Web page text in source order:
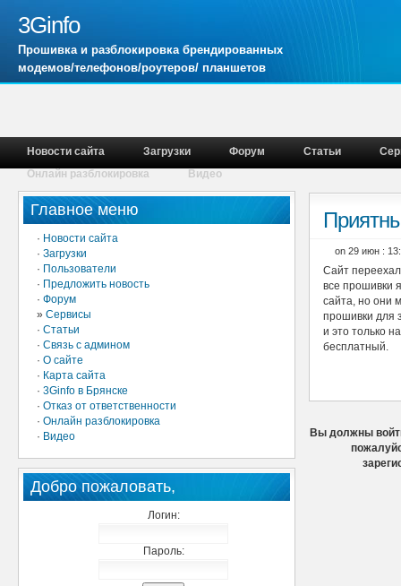
3Ginfo
Прошивка и разблокировка брендированных
модемов/телефонов/роутеров/ планшетов
Новости сайта Загрузки Форум Статьи
Онлайн разблокировка
Видео
Главное меню
· Новости сайта
· Загрузки
· Пользователи
· Предложить новость
· Форум
» Сервисы
· Статьи
· Связь с админом
· О сайте
· Карта сайта
· 3Ginfo в Брянске
· Отказ от ответственности
· Онлайн разблокировка
· Видео
Добро пожаловать,
Логин:
Пароль:
on 29 июн :
Сайт
все прошивки
сайта, но они
прошивки для
и это только
бесплатный.
Вы должны